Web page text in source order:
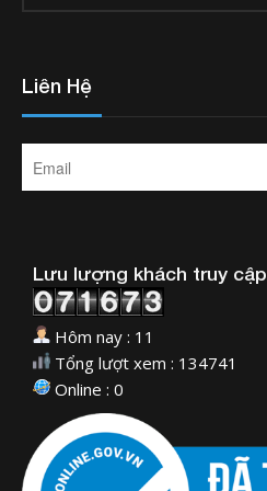
Liên Hệ
Lưu lượng khách truy cập
Hôm nay : 11
Tổng lượt xem : 134741
Online : 0